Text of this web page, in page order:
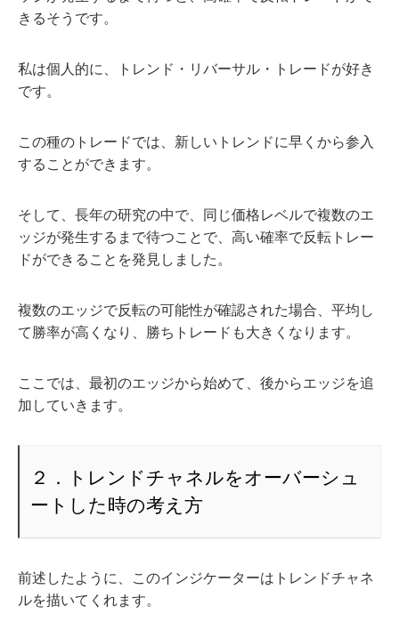
きるそうです。
私は個人的に、トレンド・リバーサル・トレードが好き
です。
この種のトレードでは、新しいトレンドに早くから参入
することができます。
そして、長年の研究の中で、同じ価格レベルで複数のエ
ッジが発生するまで待つことで、高い確率で反転トレー
ドができることを発見しました。
複数のエッジで反転の可能性が確認された場合、平均し
て勝率が高くなり、勝ちトレードも大きくなります。
ここでは、最初のエッジから始めて、後からエッジを追
加していきます。
２．トレンドチャネルをオーバーシュ
ートした時の考え方
前述したように、このインジケーターはトレンドチャネ
ルを描いてくれます。